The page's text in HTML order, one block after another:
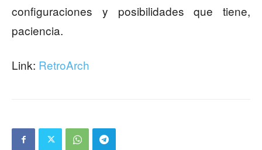
configuraciones y posibilidades que tiene,
paciencia.
Link: RetroArch